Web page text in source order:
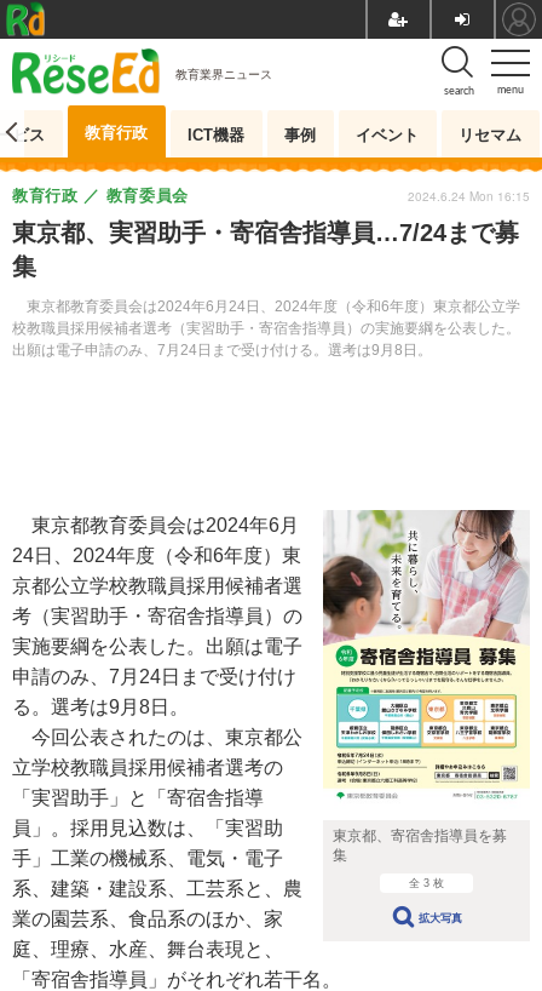
menu
search
教育業界ニュース
ビス 教育行政 ICT機器 事例 イベント リセマム
東京都、実習助手・寄宿舎指導員…7/24まで募
集
東京都教育委員会は2024年6月24日、2024年度（令和6年度）東京都公立学
校教職員採用候補者選考（実習助手・寄宿舎指導員）の実施要綱を公表した。
出願は電子申請のみ、7月24日まで受け付ける。選考は9月8日。
教育行政 教育委員会 2024.6.24 Mon 16:15
東京都、寄宿舎指導員を募
集
全 3 枚
拡大写真
東京都教育委員会は2024年6月
24日、2024年度（令和6年度）東
京都公立学校教職員採用候補者選
考（実習助手・寄宿舎指導員）の
実施要綱を公表した。出願は電子
申請のみ、7月24日まで受け付け
る。選考は9月8日。
今回公表されたのは、東京都公
立学校教職員採用候補者選考の
「実習助手」と「寄宿舎指導
員」。採用見込数は、「実習助
手」工業の機械系、電気・電子
系、建築・建設系、工芸系と、農
業の園芸系、食品系のほか、家
庭、理療、水産、舞台表現と、
「寄宿舎指導員」がそれぞれ若干名。